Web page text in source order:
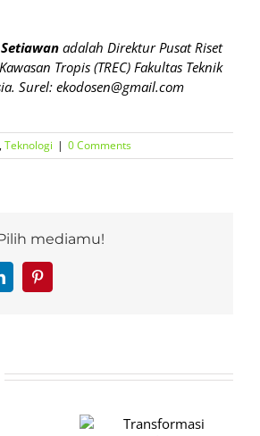
adalah Direktur Pusat Riset
Tropis (TREC) Fakultas Teknik
Surel: ekodosen@gmail.com
,Teknologi | 0 Comments
mediamu!
LinkedIn